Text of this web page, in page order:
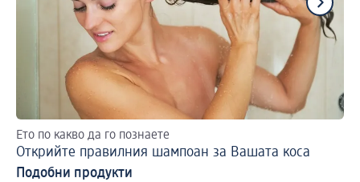
Ето по какво да го познаете
Открийте правилния шампоан за Вашата коса
Подобни продукти